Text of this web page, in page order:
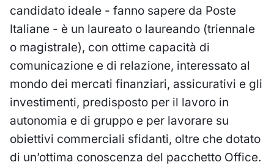
candidato ideale - fanno sapere da Poste
Italiane - è un laureato o laureando (triennale
o magistrale), con ottime capacità di
comunicazione e di relazione, interessato al
mondo dei mercati finanziari, assicurativi e gli
investimenti, predisposto per il lavoro in
autonomia e di gruppo e per lavorare su
obiettivi commerciali sfidanti, oltre che dotato
di un’ottima conoscenza del pacchetto Office.